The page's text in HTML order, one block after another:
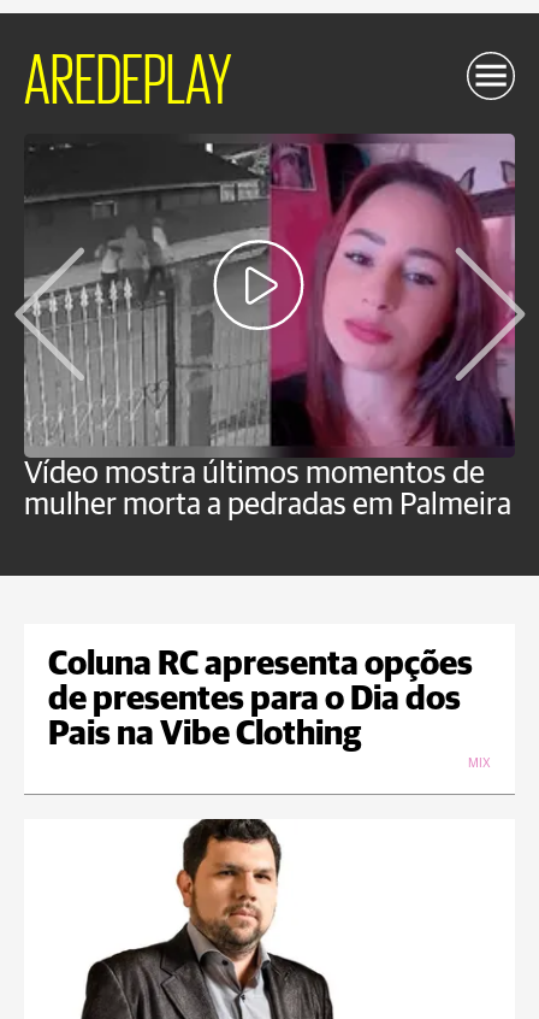
AREDEPLAY
Vídeo mostra últimos momentos de
mulher morta a pedradas em Palmeira
Coluna RC apresenta opções
de presentes para o Dia dos
Pais na Vibe Clothing
MIX